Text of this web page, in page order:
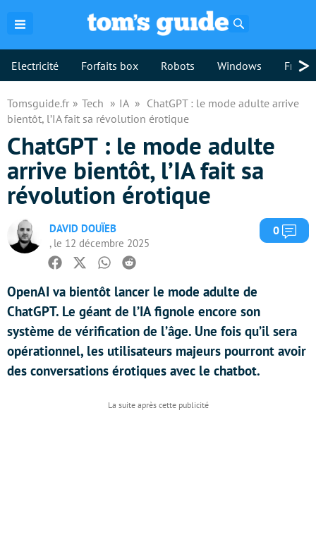
Electricité Forfaits box Robots Windows >
Tomsguide.fr Tech IA
ChatGPT : le mode adulte arrive
bientôt, l’IA fait sa révolution érotique
ChatGPT : le mode adulte
arrive bientôt, l’IA fait sa
révolution érotique
DAVID DOUÏEB
, le 12 décembre 2025
0
Facebook
TwitterWhatsapp
Reddit
OpenAI va bientôt lancer le mode adulte de
ChatGPT. Le géant de l’IA fignole encore son
système de vérification de l’âge. Une fois qu’il sera
opérationnel, les utilisateurs majeurs pourront avoir
des conversations érotiques avec le chatbot.